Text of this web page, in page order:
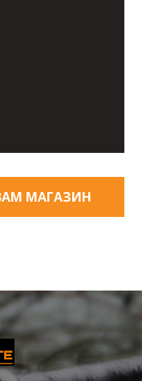
МАГАЗИН